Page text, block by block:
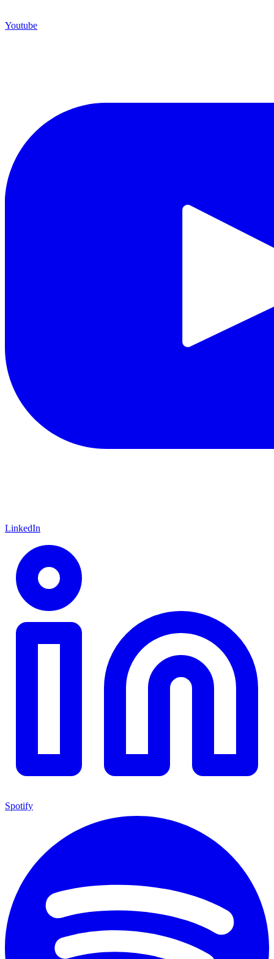
Youtube
LinkedIn
Spotify